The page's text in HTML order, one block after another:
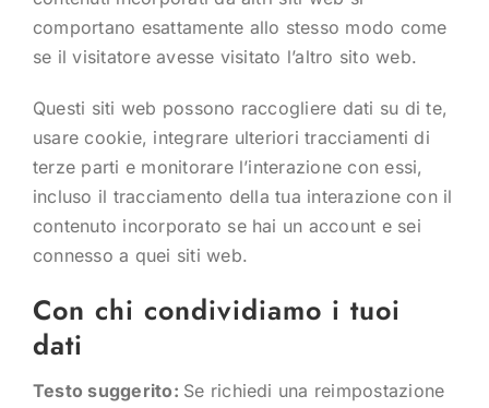
comportano esattamente allo stesso modo come
se il visitatore avesse visitato l’altro sito web.
Questi siti web possono raccogliere dati su di te,
usare cookie, integrare ulteriori tracciamenti di
terze parti e monitorare l’interazione con essi,
incluso il tracciamento della tua interazione con il
contenuto incorporato se hai un account e sei
connesso a quei siti web.
Con chi condividiamo i tuoi
dati
Testo suggerito: Se richiedi una reimpostazione